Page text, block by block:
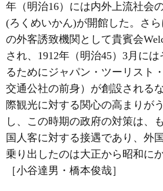
年（明治16）には内外上流社会
(ろくめいかん)が開館した。さ
の外客誘致機関として貴賓会
され、1912年（明治45）3月に
るためにジャパン・ツーリスト
交通公社の前身）が創設される
際観光に対する関心の高まりが
し、この時期の政府の対策は、
国人客に対する接遇であり、外
乗り出したのは大正から昭和に
［小谷達男・橋本俊哉］